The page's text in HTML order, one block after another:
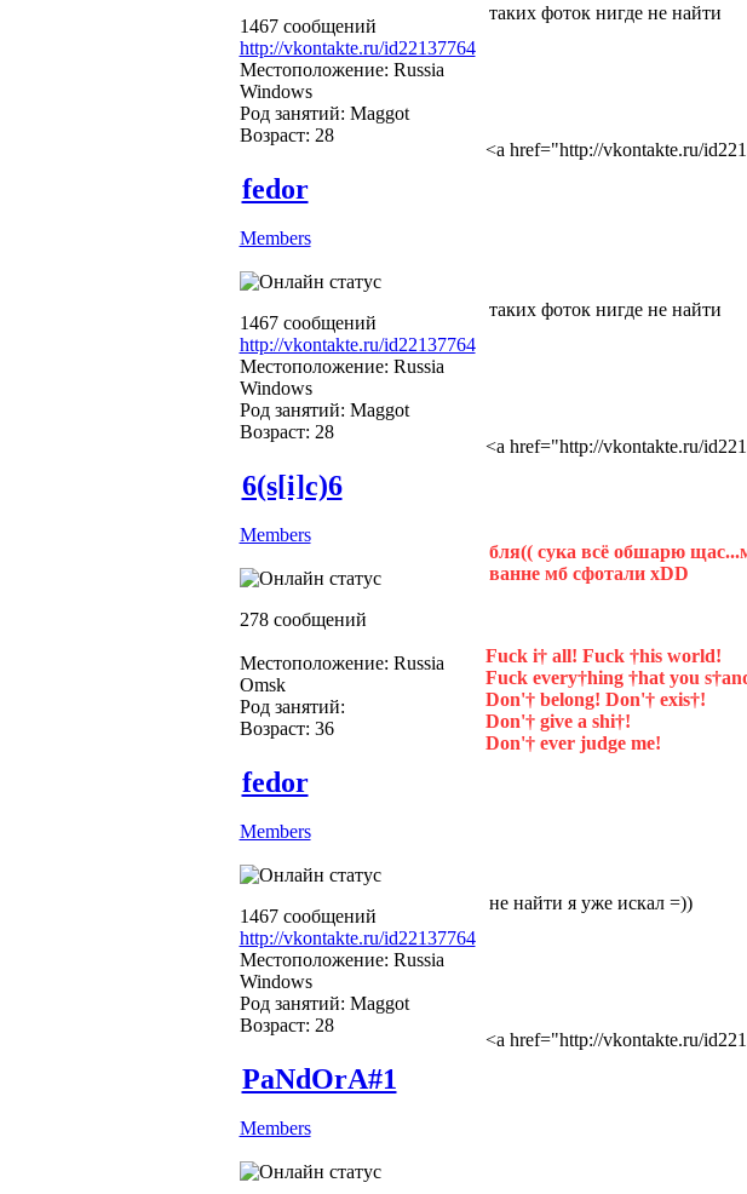
1467 сообщений
http://vkontakte.ru/id22137764
Местоположение: Russia
Windows
Род занятий: Maggot
Возраст: 28
таких фоток нигде не найти
<a href="http://vkontakte.ru/
fedor
Members
1467 сообщений
http://vkontakte.ru/id22137764
Местоположение: Russia
Windows
Род занятий: Maggot
Возраст: 28
таких фоток нигде не найти
<a href="http://vkontakte.ru/
6(s[i]c)6
Members
278 сообщений
Местоположение: Russia
Omsk
Род занятий:
Возраст: 36
бля(( cука всё обшарю
ванне мб сфотали хDD
Fuck i† all! Fuck †his world!
Fuck every†hing †hat you
Don'† belong! Don'† exis†!
Don'† give a shi†!
Don'† ever judge me!
fedor
Members
1467 сообщений
http://vkontakte.ru/id22137764
Местоположение: Russia
Windows
Род занятий: Maggot
Возраст: 28
не найти я уже искал =))
<a href="http://vkontakte.ru/
PaNdOrA#1
Members